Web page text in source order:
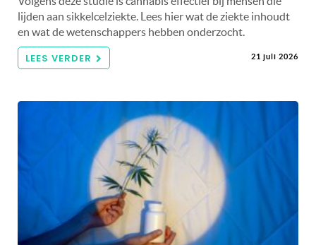
lijden aan sikkelcelziekte. Lees hier wat de ziekte inhoudt
en wat de wetenschappers hebben onderzocht.
LEES VERDER 21 juli 2026